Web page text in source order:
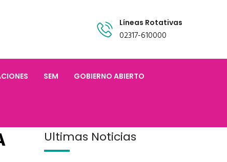
Líneas Rotativas
02317-610000
SEM GOBIERNO ABIERTO
Últimas Noticias